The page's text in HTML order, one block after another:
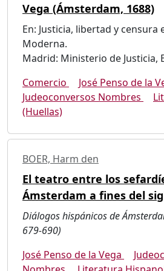
Vega (Ámsterdam, 1688)
En: Justicia, libertad y censura
Moderna.
Madrid: Ministerio de Justicia,
Comercio
José Penso de la
Judeoconversos Nombres
(Huellas)
BOER, Harm den
El teatro entre los
Ámsterdam a fines del
Diálogos hispánicos de
679-690)
José Penso de la Vega